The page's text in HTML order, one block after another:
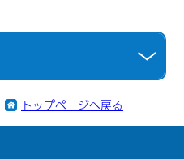
トップページへ戻る